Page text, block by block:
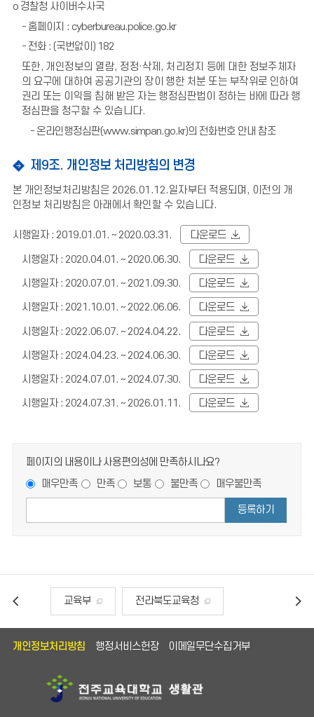
o 경찰청 사이버수사국
- 홈페이지 : cyberbureau.police.go.kr
- 전화 : (국번없이) 182
또한, 개인정보의 열람, 정정·삭제 , 처리정지 등에 대한 정보주체자
의 요구에 대하여 공공기관의 장이 행한 처분 또는 부작위로 인하여
권리 또는 이익을 침해 받은 자는 행정심판법이 정하는 바에 따라 행
정심판을 청구할 수 있습니다.
- 온라인행정심판(www.simpan.go.kr)의 전화번호 안내 참조
제9조. 개인정보 처리방침의 변경
본 개인정보처리방침은 2026.01.12.일자부터 적용되며 , 이전의 개
인정보 처리방침은 아래에서 확인할 수 있습니다.
시행일자 : 2019.01.01. ~ 2020.03.31. 다운로드
시행일자 : 2020.04.01. ~ 2020.06.30. 다운로드
시행일자 : 2020.07.01. ~ 2021.09.30. 다운로드
시행일자 : 2021.10.01. ~ 2022.06.06. 다운로드
시행일자 : 2022.06.07. ~ 2024.04.22. 다운로드
시행일자 : 2024.04.23. ~ 2024.06.30. 다운로드
시행일자 : 2024.07.01. ~ 2024.07.30. 다운로드
시행일자 : 2024.07.31. ~ 2026.01.11. 다운로드
페이지의 내용이나 사용편의성에 만족하시나요?
매우만족
만족 보통 불만족 매우불만족
등록하기
교육부 전라북도교육청
국방헬프콜 대한민국공무원되기
국민건강보험공단
개인정보처리방침 행정서비스헌장 이메일무단수집거부